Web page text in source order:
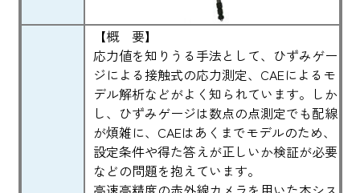
【概 要】
応力値を知りうる手法として、ひずみゲー
ジによる接触式の応力測定、CAEによるモ
デル解析などがよく知られています。しか
し、ひずみゲージは数点の点測定でも配線
が煩雑に、CAEはあくまでモデルのため、
設定条件や得た答えが正しいか検証が必要
などの問題を抱えています。